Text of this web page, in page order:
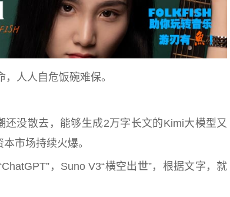
人人自危饭碗难保。
没散去，能够生成2万字长文的Kimi大模型又
市场持续火爆。
，Suno V3“横空出世”，根据文字，就